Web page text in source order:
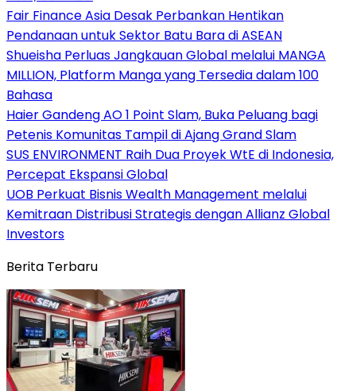
Fair Finance Asia Desak Perbankan Hentikan
Pendanaan untuk Sektor Batu Bara di ASEAN
Shueisha Perluas Jangkauan Global melalui MANGA
MILLION, Platform Manga yang Tersedia dalam 100
Bahasa
Haier Gandeng AO 1 Point Slam, Buka Peluang bagi
Petenis Komunitas Tampil di Ajang Grand Slam
SUS ENVIRONMENT Raih Dua Proyek WtE di Indonesia,
Percepat Ekspansi Global
UOB Perkuat Bisnis Wealth Management melalui
Kemitraan Distribusi Strategis dengan Allianz Global
Investors
Berita Terbaru